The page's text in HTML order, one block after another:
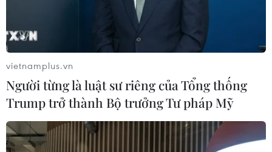
Trung tâm tỉnh Thái Nguyên vẫn
chìm trong biển nước
vietnamplus.vn
Người từng là luật sư riêng của Tổng thống
Trump trở thành Bộ trưởng Tư pháp Mỹ